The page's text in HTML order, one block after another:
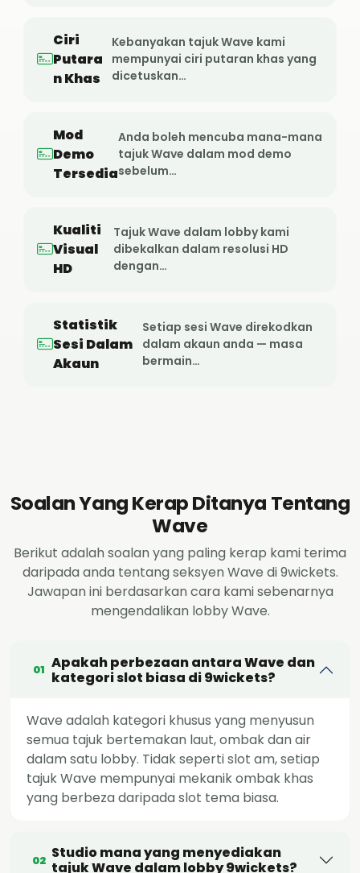
Ciri
Putara
n Khas
Kebanyakan tajuk Wave kami
mempunyai ciri putaran khas yang
dicetuskan…
Mod
Demo
Tersedia
Anda boleh mencuba mana-mana
tajuk Wave dalam mod demo
sebelum…
Kualiti
Visual
HD
Tajuk Wave dalam lobby kami
dibekalkan dalam resolusi HD
dengan…
Statistik
Sesi Dalam
Akaun
Setiap sesi Wave direkodkan
dalam akaun anda — masa
bermain…
Soalan Yang Kerap Ditanya Tentang
Wave
Berikut adalah soalan yang paling kerap kami terima
daripada anda tentang seksyen Wave di 9wickets.
Jawapan ini berdasarkan cara kami sebenarnya
mengendalikan lobby Wave.
01 Apakah perbezaan antara Wave dan
kategori slot biasa di 9wickets?
Wave adalah kategori khusus yang menyusun
semua tajuk bertemakan laut, ombak dan air
dalam satu lobby. Tidak seperti slot am, setiap
tajuk Wave mempunyai mekanik ombak khas
yang berbeza daripada slot tema biasa.
02 Studio mana yang menyediakan
tajuk Wave dalam lobby 9wickets?